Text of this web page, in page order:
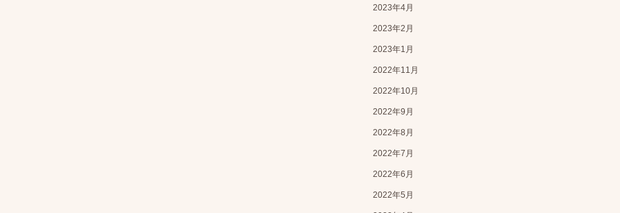
2023年4月
2023年2月
2023年1月
2022年11月
2022年10月
2022年9月
2022年8月
2022年7月
2022年6月
2022年5月